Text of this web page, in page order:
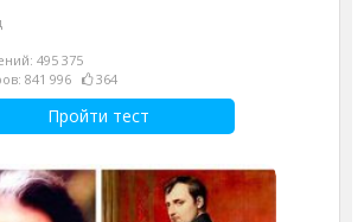
495 375
841 996
364
Пройти тест